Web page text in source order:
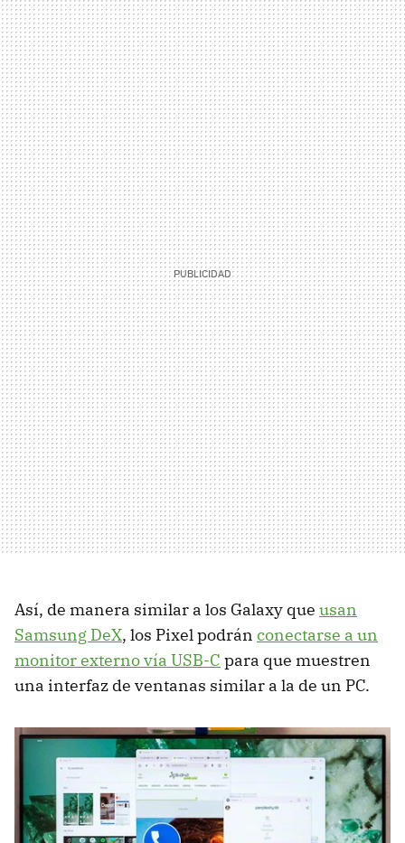
Así, de manera similar a los Galaxy que usan
Samsung DeX, los Pixel podrán conectarse a un
monitor externo vía USB-C para que muestren
una interfaz de ventanas similar a la de un PC.